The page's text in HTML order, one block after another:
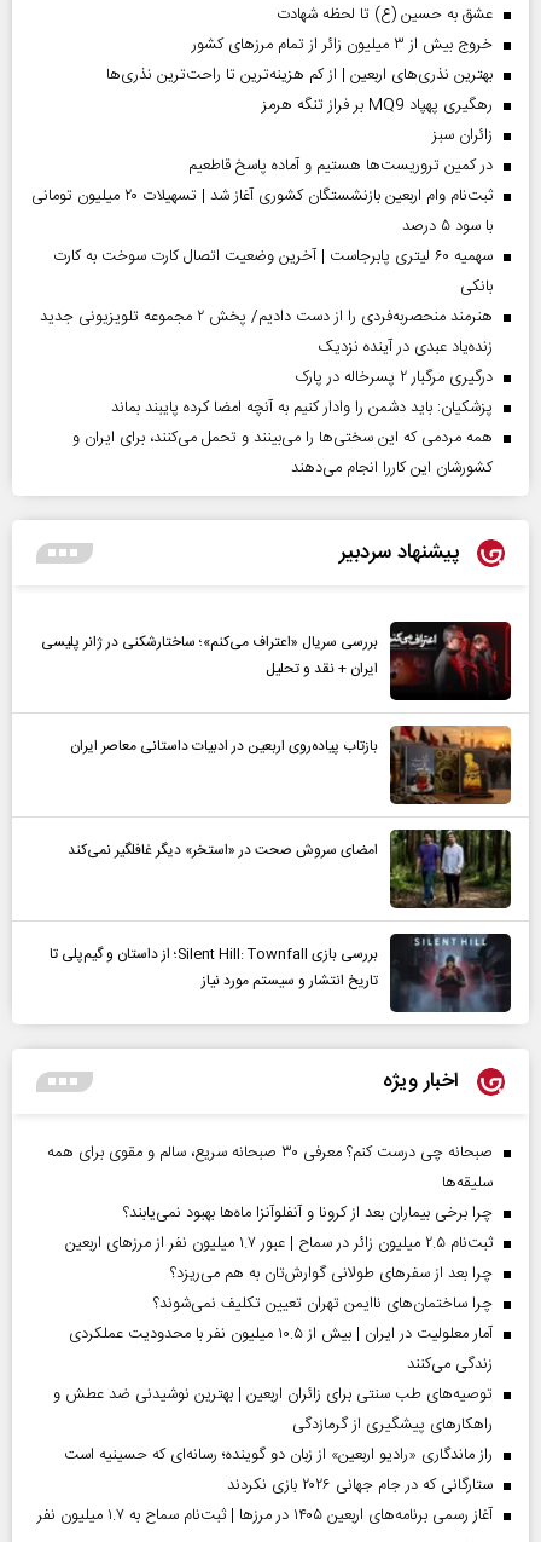
عشق به حسین (ع) تا لحظه شهادت
خروج بیش از ۳ میلیون زائر از تمام مرز‌های کشور
بهترین نذری‌های اربعین | از کم هزینه‌ترین تا راحت‌ترین نذری‌ها
رهگیری پهپاد MQ9 بر فراز تنگه هرمز
‌زائران سبز
در کمین تروریست‌ها هستیم و آماده پاسخ قاطعیم
ثبت‌نام وام اربعین بازنشستگان کشوری آغاز شد | تسهیلات ۲۰ میلیون تومانی
با سود ۵ درصد
سهمیه ۶۰ لیتری پابرجاست | آخرین وضعیت اتصال کارت سوخت به کارت
بانکی
هنرمند منحصر‌به‌فردی را از دست دادیم/ پخش ۲ مجموعه تلویزیونی جدید
زنده‌یاد عبدی در آینده نزدیک
درگیری مرگبار ۲ پسرخاله در پارک
پزشکیان: باید دشمن را وادار کنیم به آنچه امضا کرده پایبند بماند
همه مردمی که این سختی‌ها را می‌بینند و تحمل می‌کنند، برای ایران و
کشورشان این کاررا انجام می‌دهند
پیشنهاد سردبیر
بررسی سریال «اعتراف می‌کنم»؛ ساختارشکنی در ژانر پلیسی
ایران + نقد و تحلیل
بازتاب پیاده‌روی اربعین در ادبیات داستانی معاصر ایران
امضای سروش صحت در «استخر» دیگر غافلگیر نمی‌کند
بررسی بازی Silent Hill: Townfall؛ از داستان و گیم‌پلی تا
تاریخ انتشار و سیستم مورد نیاز
اخبار ویژه
صبحانه چی درست کنم؟ معرفی ۳۰ صبحانه سریع، سالم و مقوی برای همه
سلیقه‌ها
چرا برخی بیماران بعد از کرونا و آنفلوآنزا ماه‌ها بهبود نمی‌یابند؟
ثبت‌نام ۲.۵ میلیون زائر در سماح | عبور ۱.۷ میلیون نفر از مرز‌های اربعین
چرا بعد از سفرهای طولانی گوارش‌تان به هم می‌ریزد؟
چرا ساختمان‌های ناایمن تهران تعیین تکلیف نمی‌شوند؟
آمار معلولیت در ایران | بیش از ۱۰.۵ میلیون نفر با محدودیت عملکردی
زندگی می‌کنند
توصیه‌های طب سنتی برای زائران اربعین | بهترین نوشیدنی ضد عطش و
راهکارهای پیشگیری از گرمازدگی
راز ماندگاری «رادیو اربعین» از زبان دو گوینده؛ رسانه‌ای که حسینیه است
ستارگانی که در جام جهانی ۲۰۲۶ بازی نکردند
آغاز رسمی برنامه‌های اربعین ۱۴۰۵ در مرز‌ها | ثبت‌نام سماح به ۱.۷ میلیون نفر